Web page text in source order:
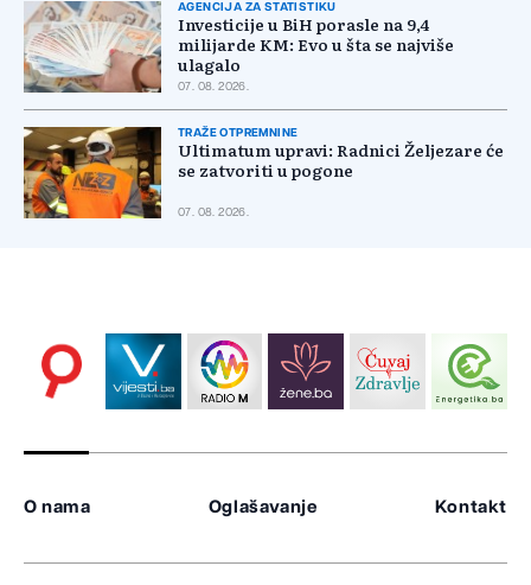
AGENCIJA ZA STATISTIKU
Investicije u BiH porasle na 9,4
milijarde KM: Evo u šta se najviše
ulagalo
07. 08. 2026.
TRAŽE OTPREMNINE
Ultimatum upravi: Radnici Željezare će
se zatvoriti u pogone
07. 08. 2026.
O nama Oglašavanje Kontakt